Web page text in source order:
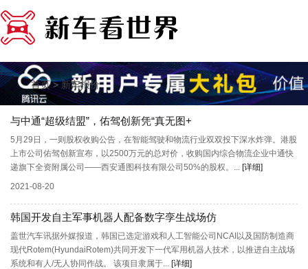
首页>新车报价
与中通“超级结盟”，佑驾创新凭“真无图+
5月29日，一则股权收购公告，在智能驾驶和物流行业双双投下深水炸弹。港股
上市公司佑驾创新宣布，以2500万元的总对价，收购国内综合物流企业中通快
递旗下全资附属公司——西安通图科技有限公司50%的股权。... [详细]
2021-08-20
韩国开发自主军事机器人配备数字孪生战场仿
盖世汽车讯据外媒报道，韩国已选定游戏和人工智能公司NCAI以及国防制造商
现代Rotem(HyundaiRotem)共同开发下一代军用机器人技术，以推进自主战场
系统和有人/无人协同作战。 该项目隶属于... [详细]